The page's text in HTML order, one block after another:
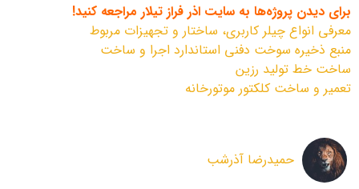
برای دیدن پروژه‌ها به سایت اذر فراز تیلار مراجعه کنید!
معرفی انواع چیلر کاربری، ساختار و تجهیزات مربوط
منبع ذخیره سوخت دفنی استاندارد اجرا و ساخت
ساخت خط تولید رزین
تعمیر و ساخت کلکتور موتورخانه
حمیدرضا آذرشب